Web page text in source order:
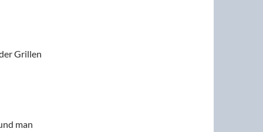
Grillen
man